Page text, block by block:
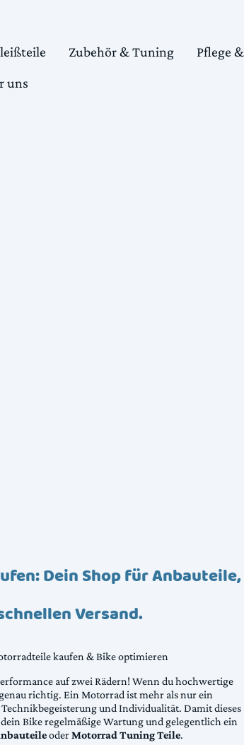
Zubehör & Tuning
Pflege
uns
Dein Shop für Anbauteile,
Versand.
kaufen & Bike optimieren
auf zwei Rädern! Wenn du hochwertige
richtig. Ein Motorrad ist mehr als nur ein
und Individualität. Damit dieses
Bike regelmäßige Wartung und gelegentlich ein
oderMotorrad Tuning Teile.